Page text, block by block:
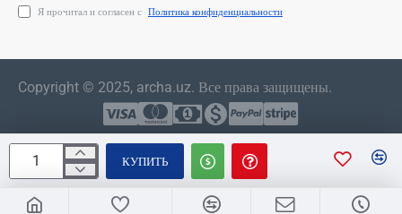
КУПИТЬ
Я прочитал и согласен с Политика конфиденциальности
Copyright © 2025, archa.uz. Все права защищены.